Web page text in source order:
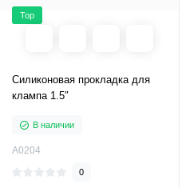
Top
Силиконовая прокладка для
клампа 1.5″
В наличии
A0204
0